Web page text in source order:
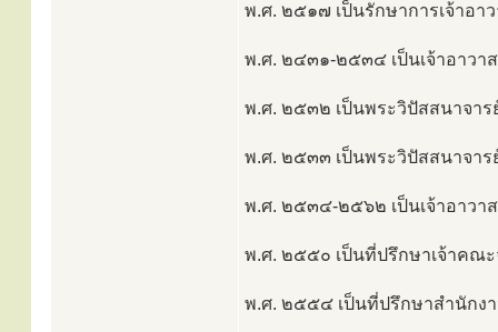
พ.ศ. ๒๕๑๗ เป็นรักษาการเจ้าอา
พ.ศ. ๒๔๓๑-๒๕๓๔ เป็นเจ้าอาวาส
พ.ศ. ๒๕๓๒ เป็นพระวิปัสสนาจาร
พ.ศ. ๒๕๓๓ เป็นพระวิปัสสนาจาร
พ.ศ. ๒๕๓๔-๒๕๖๒ เป็นเจ้าอาวา
พ.ศ. ๒๕๕๐ เป็นที่ปรึกษาเจ้าคณะ
พ.ศ. ๒๕๕๔ เป็นที่ปรึกษาสำนักง